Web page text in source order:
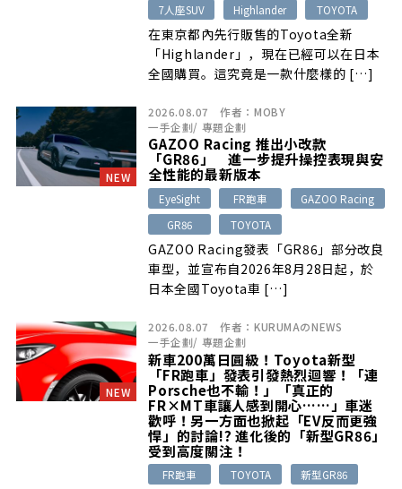
7人座SUV Highlander TOYOTA
在東京都內先行販售的Toyota全新
「Highlander」，現在已經可以在日本
全國購買。這究竟是一款什麼樣的 […]
NEW
2026.08.07 作者： MOBY
一手企劃/ 專題企劃
GAZOO Racing 推出小改款
「GR86」 進一步提升操控表現與安
全性能的最新版本
EyeSight FR跑車
GAZOO Racing
GR86
TOYOTA
GAZOO Racing發表「GR86」部分改良
車型，並宣布自2026年8月28日起，於
日本全國Toyota車 […]
NEW
2026.08.07 作者： KURUMAのNEWS
一手企劃/ 專題企劃
新車200萬日圓級！Toyota新型
「FR跑車」發表引發熱烈迴響！「連
Porsche也不輸！」「真正的
FR×MT車讓人感到開心……」車迷
歡呼！另一方面也掀起「EV反而更強
悍」的討論!? 進化後的「新型GR86」
受到高度關注！
FR跑車 TOYOTA 新型GR86